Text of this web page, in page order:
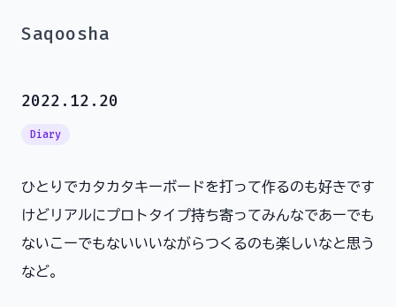
Saqoosha
2022.12.20
Diary
ひとりでカタカタキーボードを打って作るのも好きです
けどリアルにプロトタイプ持ち寄ってみんなであーでも
ないこーでもないいいながらつくるのも楽しいなと思う
など。